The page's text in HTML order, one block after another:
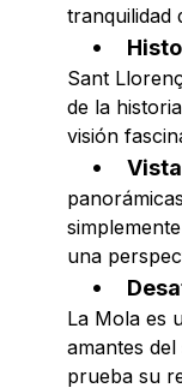
tranquilidad
Sant
de la
visión
una
La Mola es
amantes
prueba su